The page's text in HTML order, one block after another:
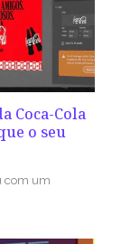
Coca-Cola
o seu
com um